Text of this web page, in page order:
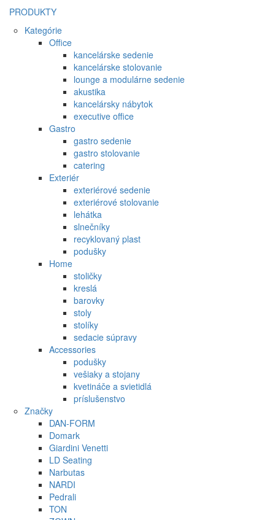
PRODUKTY
Kategórie
Office
kancelárske sedenie
kancelárske stolovanie
lounge a modulárne sedenie
akustika
kancelársky nábytok
executive office
Gastro
gastro sedenie
gastro stolovanie
catering
Exteriér
exteriérové sedenie
exteriérové stolovanie
lehátka
slnečníky
recyklovaný plast
podušky
Home
stoličky
kreslá
barovky
stoly
stolíky
sedacie súpravy
Accessories
podušky
vešiaky a stojany
kvetináče a svietidlá
príslušenstvo
Značky
DAN-FORM
Domark
Giardini Venetti
LD Seating
Narbutas
NARDI
Pedrali
TON